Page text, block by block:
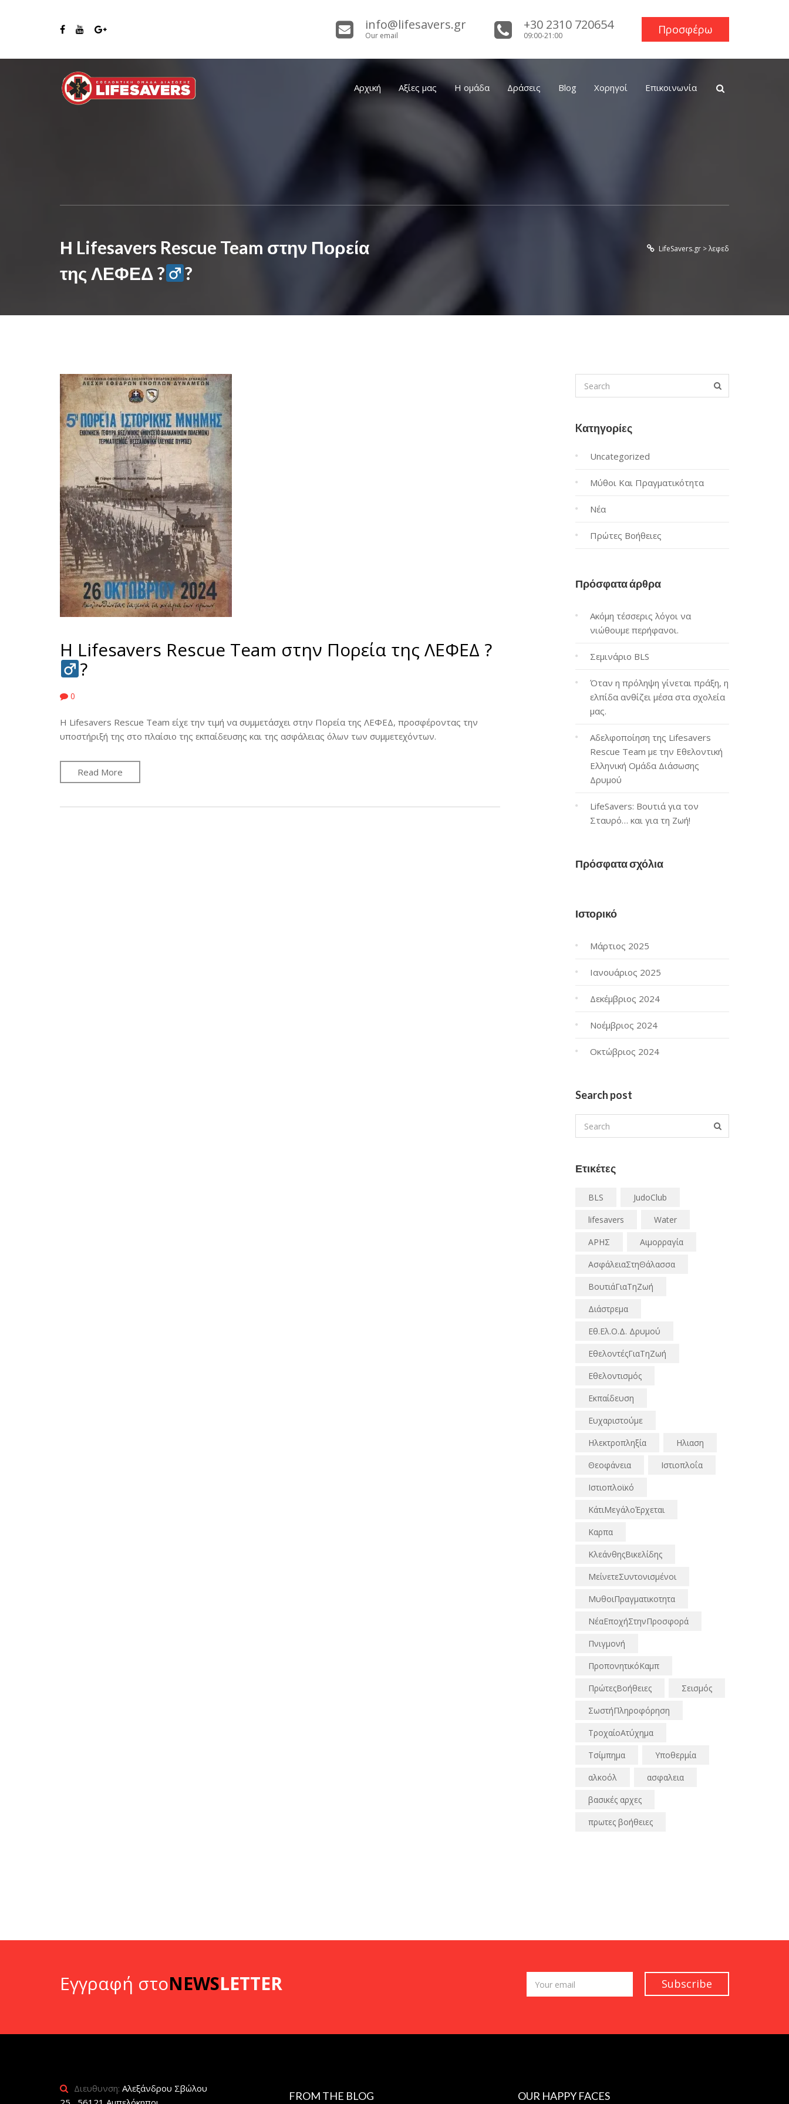
info@lifesavers.gr
Our email
+30 2310 720654
09:00-21:00 Προσφέρω
Αρχική Αξίες μας Η ομάδα Δράσεις Blog Χορηγοί Επικοινωνία
Η Lifesavers Rescue Team στην Πορεία
της ΛΕΦΕΔ ?‍
?
LifeSavers.gr >λεφεδ
Η Lifesavers Rescue Team στην Πορεία της ΛΕΦΕΔ ?‍
?
0
Η Lifesavers Rescue Team είχε την τιμή να συμμετάσχει στην Πορεία της ΛΕΦΕΔ, προσφέροντας την
υποστήριξή της στο πλαίσιο της εκπαίδευσης και της ασφάλειας όλων των συμμετεχόντων.
Read More
Kατηγορίες
Uncategorized
Μύθοι Και Πραγματικότητα
Νέα
Πρώτες Βοήθειες
Πρόσφατα άρθρα
Ακόμη τέσσερις λόγοι να
νιώθουμε περήφανοι.
Σεμινάριο BLS
Όταν η πρόληψη γίνεται πράξη, η
ελπίδα ανθίζει μέσα στα σχολεία
μας.
Αδελφοποίηση της Lifesavers
Rescue Team με την Εθελοντική
Ελληνική Ομάδα Διάσωσης
Δρυμού
LifeSavers: Βουτιά για τον
Σταυρό… και για τη Ζωή!
Πρόσφατα σχόλια
Ιστορικό
Μάρτιος 2025
Ιανουάριος 2025
Δεκέμβριος 2024
Νοέμβριος 2024
Οκτώβριος 2024
Search post
Ετικέτες
BLS
JudoClub
lifesavers
Water
ΑΡΗΣ
Αιμορραγία
ΑσφάλειαΣτηΘάλασσα
ΒουτιάΓιαΤηΖωή
Διάστρεμα
Εθ.Ελ.Ο.Δ. Δρυμού
ΕθελοντέςΓιαΤηΖωή
Εθελοντισμός
Εκπαίδευση
Ευχαριστούμε
Ηλεκτροπληξία
Ηλιαση
Θεοφάνεια
Ιστιοπλοΐα
Ιστιοπλοϊκό
ΚάτιΜεγάλοΈρχεται
Καρπα
ΚλεάνθηςΒικελίδης
ΜείνετεΣυντονισμένοι
ΜυθοιΠραγματικοτητα
ΝέαΕποχήΣτηνΠροσφορά
Πνιγμονή
ΠροπονητικόΚαμπ
ΠρώτεςΒοήθειες
Σεισμός
ΣωστήΠληροφόρηση
ΤροχαίοΑτύχημα
Τσίμπημα
Υποθερμία
αλκοόλ
ασφαλεια
βασικές αρχες
πρωτες βοήθειες
Εγγραφή στοNEWSLETTER
Διευθυνση: Αλεξάνδρου Σβώλου
FROM THE BLOG OUR HAPPY FACES